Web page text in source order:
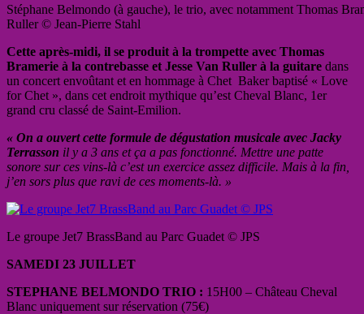
Stéphane Belmondo (à gauche), le trio, avec notamment Thomas
Ruller © Jean-Pierre Stahl
Cette après-midi, il se produit à la trompette avec Thomas
Bramerie à la contrebasse et Jesse Van Ruller à la guitare dans
un concert envoûtant et en hommage à Chet Baker baptisé « Love
for Chet », dans cet endroit mythique qu’est Cheval Blanc, 1er
grand cru classé de Saint-Emilion.
« On a ouvert cette formule de dégustation musicale avec Jacky
Terrasson il y a 3 ans et ça a pas fonctionné. Mettre une patte
sonore sur ces vins-là c’est un exercice assez difficile. Mais à la fin,
j’en sors plus que ravi de ces moments-là. »
Le groupe Jet7 BrassBand au Parc Guadet © JPS
SAMEDI 23 JUILLET
STEPHANE BELMONDO TRIO : 15H00 – Château Cheval
Blanc uniquement sur réservation (75€)